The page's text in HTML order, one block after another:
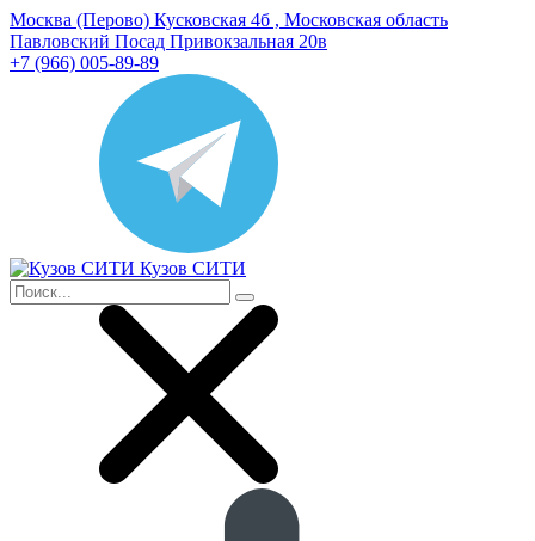
Москва (Перово) Кусковская 4б , Московская область
Павловский Посад Привокзальная 20в
+7 (966) 005-89-89
Кузов СИТИ